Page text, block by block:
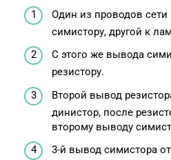
Один из проводов сети
симистору, другой к
С этого же вывода
резистору.
Второй вывод
динистор, после
второму выводу
3-й вывод симистора